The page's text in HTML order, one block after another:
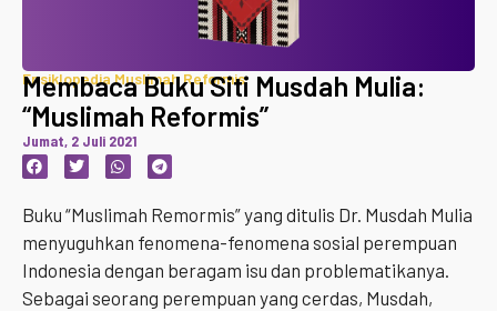
Ensiklopedia Muslimah Reformis
Membaca Buku Siti Musdah Mulia:
“Muslimah Reformis”
Jumat, 2 Juli 2021
Buku “Muslimah Remormis” yang ditulis Dr. Musdah Mulia
menyuguhkan fenomena-fenomena sosial perempuan
Indonesia dengan beragam isu dan problematikanya.
Sebagai seorang perempuan yang cerdas, Musdah,